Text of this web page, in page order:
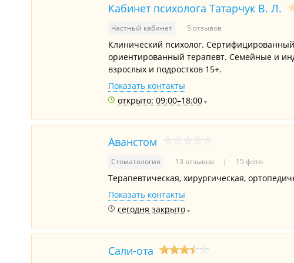
Кабинет психолога Татарчук В. Л.
Частный кабинет 5 отзывов
Клинический психолог.
ориентированный терапевт. Семейные и
взрослых и подростков 15+.
Показать контакты
открыто: 09:00–18:00
Аванстом
Стоматология 13 отзывов 15 фото
Терапевтическая, хирургическая,
Показать контакты
сегодня закрыто
Сали-ота